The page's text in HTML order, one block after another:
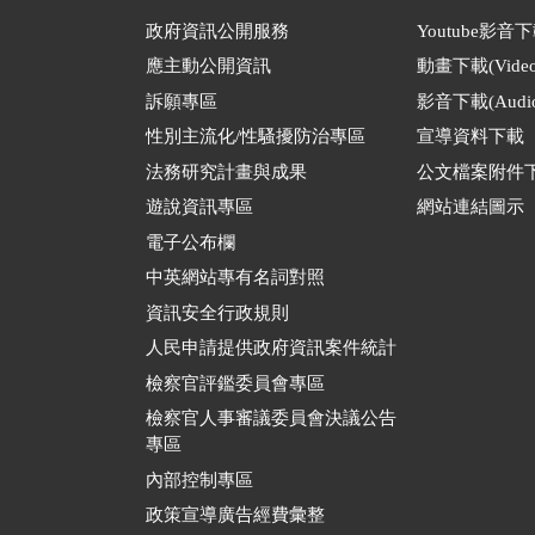
政府資訊公開服務
應主動公開資訊
訴願專區
性別主流化/性騷擾防治專區
法務研究計畫與成果
遊說資訊專區
電子公布欄
中英網站專有名詞對照
資訊安全行政規則
人民申請提供政府資訊案件統計
檢察官評鑑委員會專區
檢察官人事審議委員會決議公告
專區
內部控制專區
政策宣導廣告經費彙整
Youtube影音
動畫下載
影音下載
宣導資料下載
公文檔案附件
網站連結圖示